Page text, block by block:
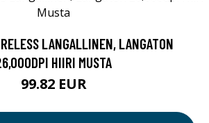
LANGALLINEN, LANGATON
HIIRI MUSTA
99.82 EUR